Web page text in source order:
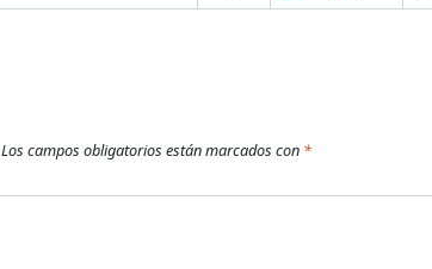
Los campos obligatorios están marcados con *